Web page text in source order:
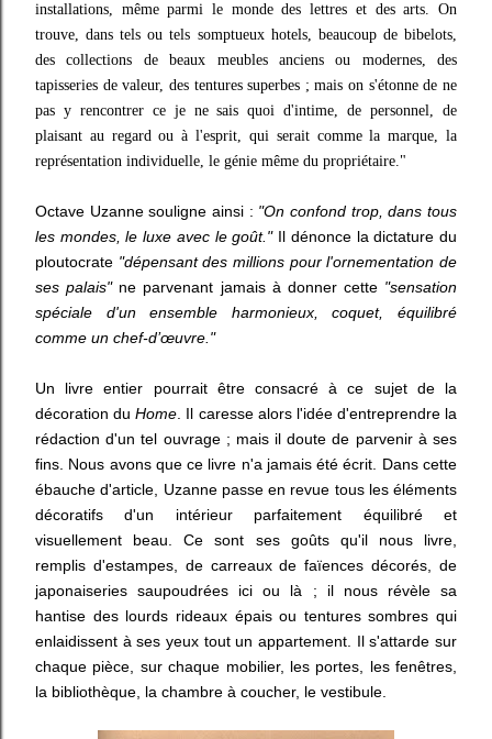
installations, même parmi le monde des lettres et des arts. On
trouve, dans tels ou tels somptueux hotels, beaucoup de bibelots,
des collections de beaux meubles anciens ou modernes, des
tapisseries de valeur, des tentures superbes ; mais on s'étonne de ne
pas y rencontrer ce je ne sais quoi d'intime, de personnel, de
plaisant au regard ou à l'esprit, qui serait comme la marque, la
représentation individuelle, le génie même du propriétaire."
Octave Uzanne souligne ainsi : "On confond trop, dans tous
les mondes, le luxe avec le goût."Il dénonce la dictature du
ploutocrate "dépensant des millions pour l'ornementation de
ses palais"ne parvenant jamais à donner cette "sensation
spéciale d'un ensemble harmonieux, coquet, équilibré
comme un chef-d’œuvre."
Un livre entier pourrait être consacré à ce sujet de la
décoration duHome . Il caresse alors l'idée d'entreprendre la
rédaction d'un tel ouvrage ; mais il doute de parvenir à ses
fins. Nous avons que ce livre n'a jamais été écrit. Dans cette
ébauche d'article, Uzanne passe en revue tous les éléments
décoratifs d'un intérieur parfaitement équilibré et
visuellement beau. Ce sont ses goûts qu'il nous livre,
remplis d'estampes, de carreaux de faïences décorés, de
japonaiseries saupoudrées ici ou là ; il nous révèle sa
hantise des lourds rideaux épais ou tentures sombres qui
enlaidissent à ses yeux tout un appartement. Il s'attarde sur
chaque pièce, sur chaque mobilier, les portes, les fenêtres,
la bibliothèque, la chambre à coucher, le vestibule.